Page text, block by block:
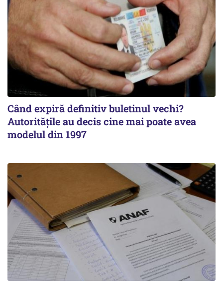
Când expiră definitiv buletinul vechi?
Autoritățile au decis cine mai poate avea
modelul din 1997